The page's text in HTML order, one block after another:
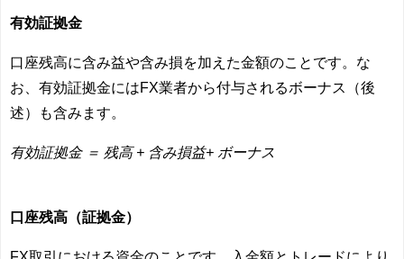
有効証拠金
口座残高に含み益や含み損を加えた金額のことです。 な
お、有効証拠金にはFX業者から付与されるボーナス（後
述）も含みます。
有効証拠金 ＝ 残高 + 含み損益+ ボーナス
口座残高（証拠金）